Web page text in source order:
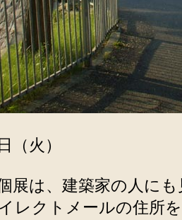
（火）
展は、建築家の人に
レクトメールの住所